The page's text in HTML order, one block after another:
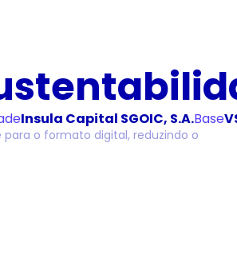
Insula Capital SGOIC, S.A.Base
o formato digital, reduzindo o